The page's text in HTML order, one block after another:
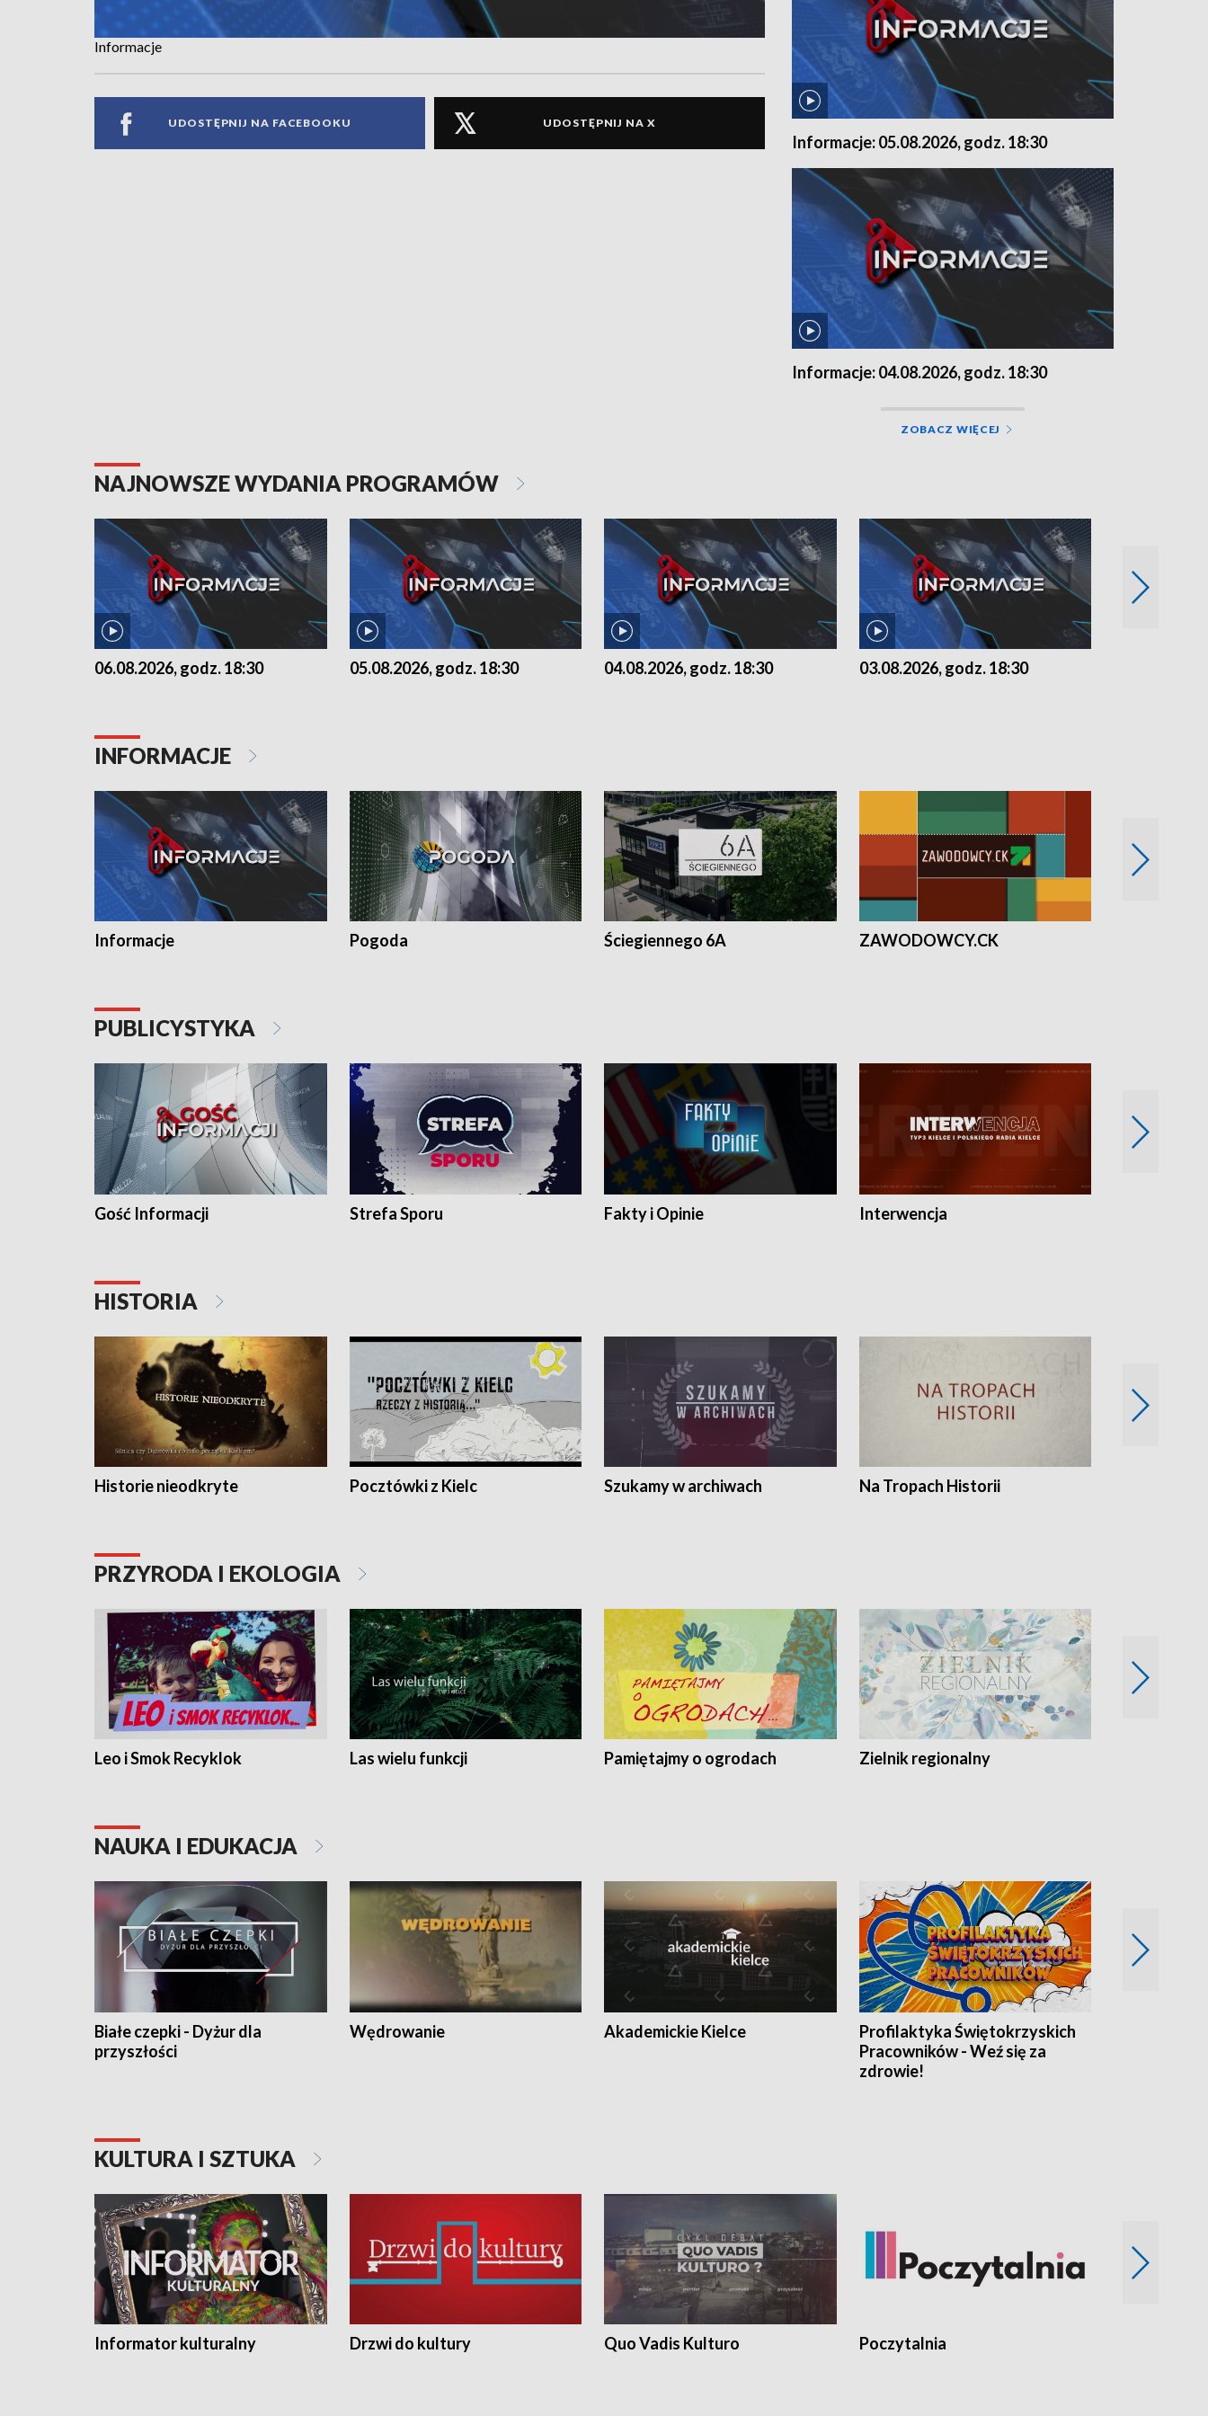
Informacje
UDOSTĘPNIJ NA FACEBOOKU UDOSTĘPNIJ NA X
Informacje: 05.08.2026, godz. 18:30
Informacje: 04.08.2026, godz. 18:30
ZOBACZ WIĘCEJ
NAJNOWSZE WYDANIA PROGRAMÓW
06.08.2026, godz. 18:30 05.08.2026, godz. 18:30 04.08.2026, godz. 18:30 03.08.2026, godz. 18:30
INFORMACJE
Informacje Pogoda Ściegiennego 6A ZAWODOWCY.CK
PUBLICYSTYKA
Gość Informacji Strefa Sporu Fakty i Opinie Interwencja
HISTORIA
Historie nieodkryte Pocztówki z Kielc Szukamy w archiwach Na Tropach Historii
PRZYRODA I EKOLOGIA
Leo i Smok Recyklok Las wielu funkcji Pamiętajmy o ogrodach Zielnik regionalny
NAUKA I EDUKACJA
Białe czepki - Dyżur dla
przyszłości
Wędrowanie Akademickie Kielce
Profilaktyka Świętokrzyskich
Pracowników - Weź się za
zdrowie!
KULTURA I SZTUKA
Informator kulturalny Drzwi do kultury Quo Vadis Kulturo Poczytalnia